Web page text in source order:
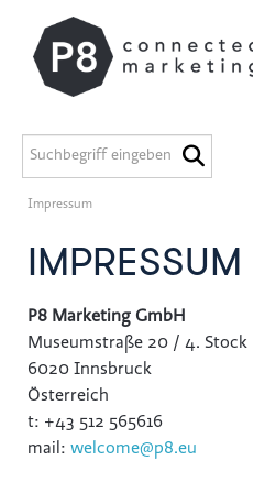
Presseinformationen
Media
Kontakt
Impressum
IMPRESSUM
P8 Marketing GmbH
Museumstraße 20 / 4. Stock
6020 Innsbruck
Österreich
t: +43 512 565616
mail: welcome@p8.eu